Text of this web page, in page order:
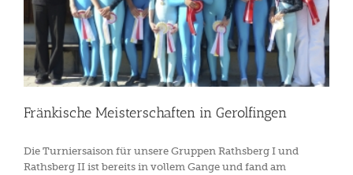
Fränkische Meisterschaften in Gerolfingen
Die Turniersaison für unsere Gruppen Rathsberg I und
Rathsberg II ist bereits in vollem Gange und fand am